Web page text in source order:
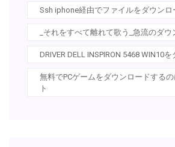
Ssh iphone経由でファイルをダウンロ
_それをすべて離れて歌う_急流のダウ
DRIVER DELL INSPIRON 5468 WIN10
無料でPCゲームをダウンロードする
ト